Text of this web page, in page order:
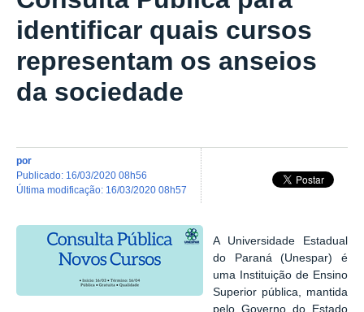
identificar quais cursos
representam os anseios
da sociedade
por
publicado: 16/03/2020 08h56
última modificação: 16/03/2020 08h57
A Universidade Estadual
do Paraná (Unespar) é
uma Instituição de Ensino
Superior pública, mantida
pelo Governo do Estado